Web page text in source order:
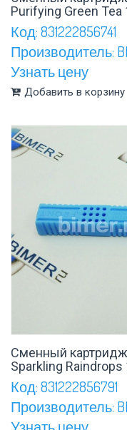
Purifying Green
Код: 831222856741
Производитель:
Узнать цену
Добавить в корзину
Сменный
Sparkling
Код: 831222856791
Производитель: